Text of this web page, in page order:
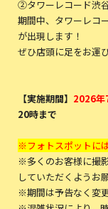
②タワーレコード渋
期間中、タワーレコ
が出現します！
ぜひ店頭に足をお運
【実施期間】 2026年
20時まで
※フォトスポットに
※多くのお客様に撮
していただくようお
※期間は予告なく変